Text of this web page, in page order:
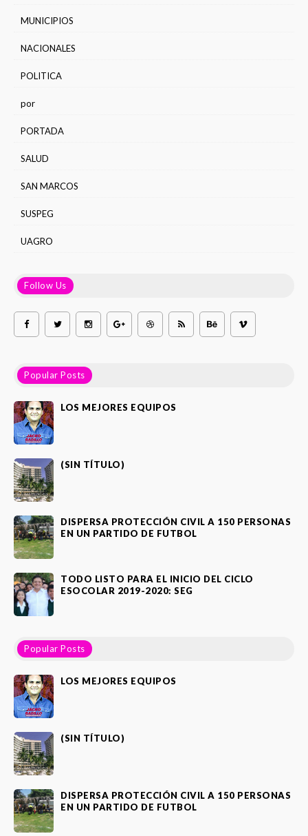
MUNICIPIOS
NACIONALES
POLITICA
por
PORTADA
SALUD
SAN MARCOS
SUSPEG
UAGRO
Follow Us
Popular Posts
LOS MEJORES EQUIPOS
(SIN TÍTULO)
DISPERSA PROTECCIÓN CIVIL A 150 PERSONAS
EN UN PARTIDO DE FUTBOL
TODO LISTO PARA EL INICIO DEL CICLO
ESOCOLAR 2019-2020: SEG
Popular Posts
LOS MEJORES EQUIPOS
(SIN TÍTULO)
DISPERSA PROTECCIÓN CIVIL A 150 PERSONAS
EN UN PARTIDO DE FUTBOL